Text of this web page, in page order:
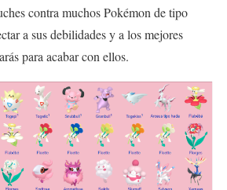
contra muchos Pokémon de tipo
a sus debilidades y a los mejores
para acabar con ellos.